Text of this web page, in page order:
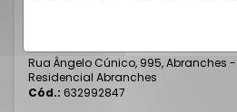
SOBRADO EM CONDOMÍNIO 3
Rua Ângelo Cúnico, 995, Abranches
Residencial Abranches
Cód.: 632992847